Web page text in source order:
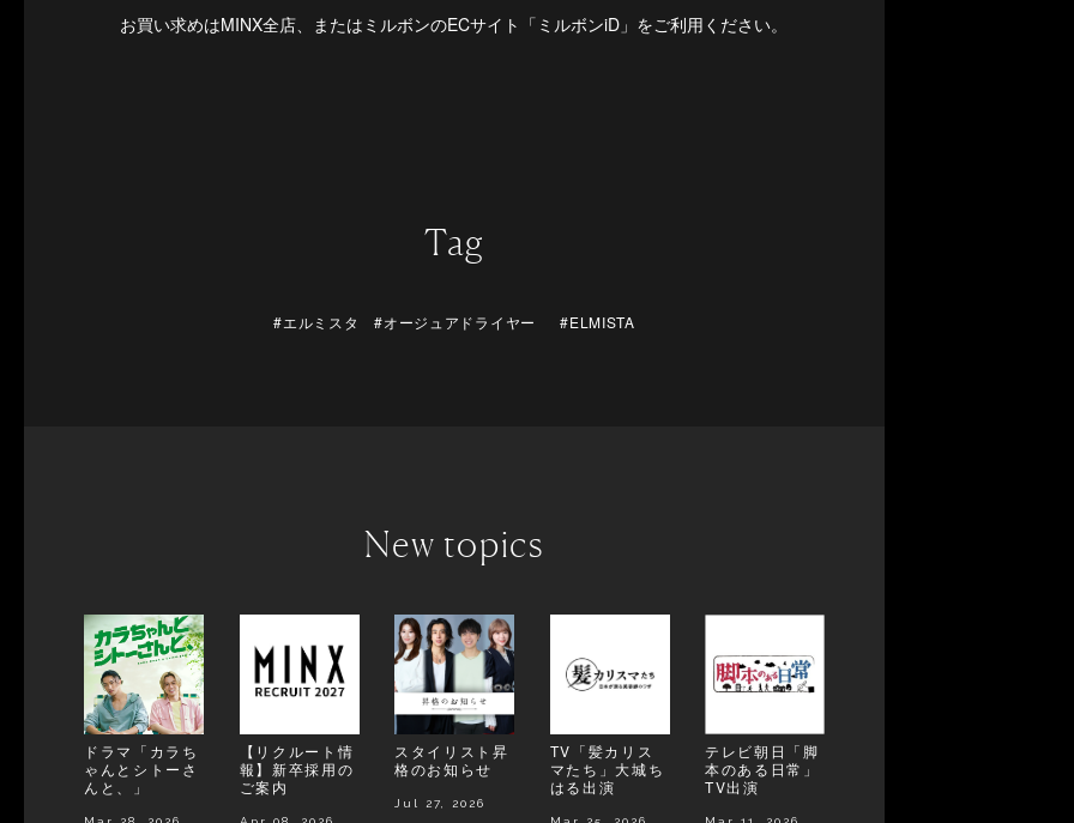
お買い求めはMINX全店、またはミルボンのECサイト「ミルボンiD」をご利用ください。
Tag
#エルミスタ #オージュアドライヤー #ELMISTA
New topics
ドラマ「カラち
ゃんとシトーさ
んと、」
【リクルート情
報】新卒採用の
ご案内
スタイリスト昇
格のお知らせ
Jul 27, 2026
TV「髪カリス
マたち」大城ち
はる出演
テレビ朝日「脚
本のある日常」
TV出演